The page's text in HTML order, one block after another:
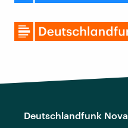
Deutschlandfunk Nova